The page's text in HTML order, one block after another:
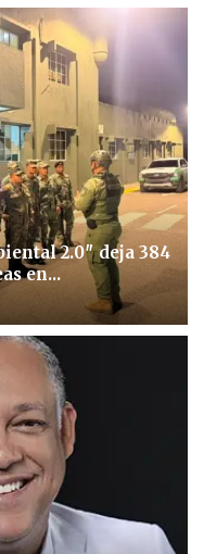
2.0″ deja 384
en...